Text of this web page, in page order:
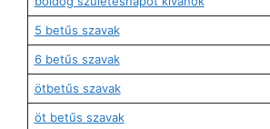
5 betűs szavak
6 betűs szavak
ötbetűs szavak
öt betűs szavak